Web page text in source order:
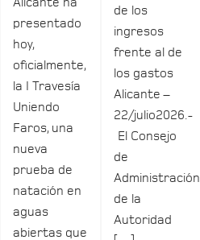
presentado
hoy,
oficialmente,
la I Travesía
Uniendo
Faros, una
nueva
prueba de
natación en
aguas
abiertas que
de los
ingresos
frente al de
los gastos
Alicante –
22/julio2026.-
El Consejo
de
Administración
de la
Autoridad